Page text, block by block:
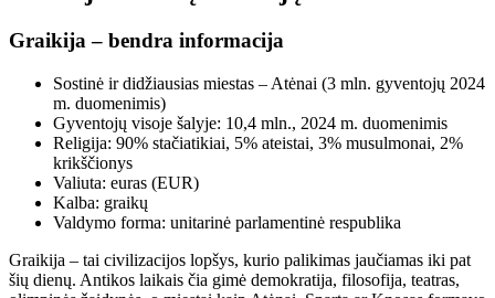
Graikija – bendra informacija
Sostinė ir didžiausias miestas – Atėnai (3 mln. gyventojų 2024
m. duomenimis)
Gyventojų visoje šalyje: 10,4 mln., 2024 m. duomenimis
Religija: 90% stačiatikiai, 5% ateistai, 3% musulmonai, 2%
krikščionys
Valiuta: euras (EUR)
Kalba: graikų
Valdymo forma: unitarinė parlamentinė respublika
Graikija – tai civilizacijos lopšys, kurio palikimas jaučiamas iki pat
šių dienų. Antikos laikais čia gimė demokratija, filosofija, teatras,